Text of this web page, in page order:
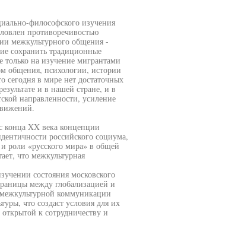
философского изучения
противоречивостью
межкультурного общения -
сохранить традиционные
только на изучение мигрантами
общения, психологии, истории
в мире нет достаточных
и в нашей стране, и в
направленности, усиление
конца XX века концепции
российского социума,
роли «русского мира» в общей
что межкультурная
состояния московского
между глобализацией и
коммуникации
что создаст условия для их
к сотрудничеству и